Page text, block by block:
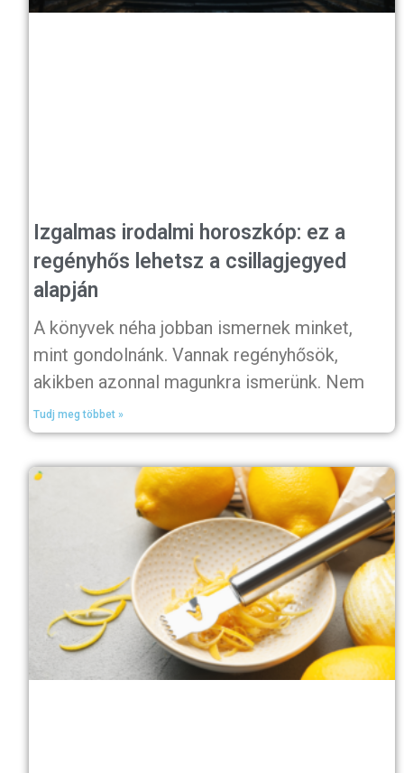
Izgalmas irodalmi horoszkóp: ez a
regényhős lehetsz a csillagjegyed
alapján
A könyvek néha jobban ismernek minket,
mint gondolnánk. Vannak regényhősök,
akikben azonnal magunkra ismerünk. Nem
Tudj meg többet »